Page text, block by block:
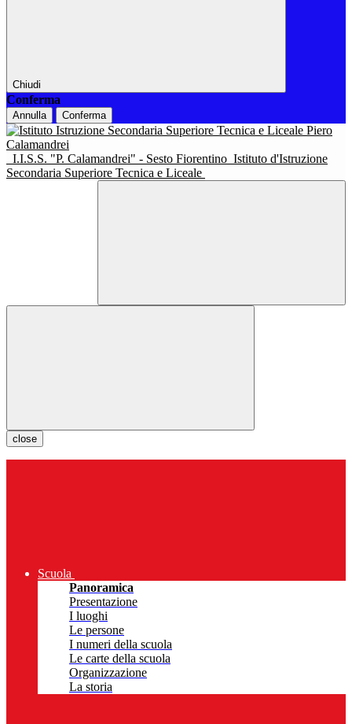
Chiudi
Conferma
Annulla Conferma
I.I.S.S. "P. Calamandrei" - Sesto Fiorentino Istituto d'Istruzione
Secondaria Superiore Tecnica e Liceale
close
Scuola
Panoramica
Presentazione
I luoghi
Le persone
I numeri della scuola
Le carte della scuola
Organizzazione
La storia